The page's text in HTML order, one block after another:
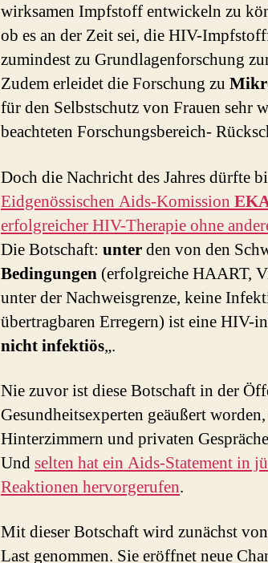
wirksamen Impfstoff entwickeln zu
ob es an der Zeit sei, die HIV-
zumindest zu Grundlagenforschung
Zudem erleidet die Forschung zu
für den Selbstschutz von Frauen sehr
beachteten Forschungsbereich-
Doch die Nachricht des Jahres dürfte
Eidgenössischen Aids-Komission
erfolgreicher HIV-Therapie ohne
Die Botschaft: unterden von den
Bedingungen (erfolgreiche HAART,
unter der Nachweisgrenze, keine
übertragbaren Erregern) ist eine HIV-
nicht infektiös„.
Nie zuvor ist diese Botschaft in der
Gesundheitsexperten geäußert
Hinterzimmern und privaten
Undselten hat ein Aids-Statement in
Reaktionen hervorgerufen.
Mit dieser Botschaft wird zunächst
Last genommen. Sie eröffnet neue